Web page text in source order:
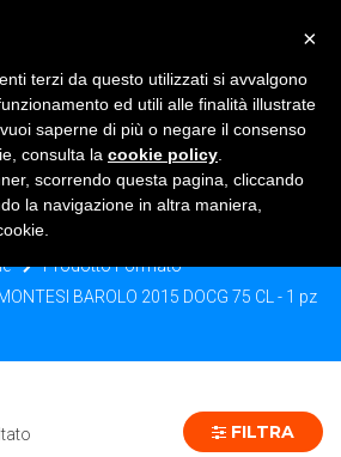
PIEMONTESI BAROLO
75 CL - 1 PZ
Prodotto Formato
BAROLO 2015 DOCG 75 CL - 1 pz
FILTRA
×
terzi da questo utilizzati si avvalgono
ed utili alle finalità illustrate
saperne di più o negare il consenso
consulta la cookie policy
scorrendo questa pagina, cliccando
la navigazione in altra maniera,